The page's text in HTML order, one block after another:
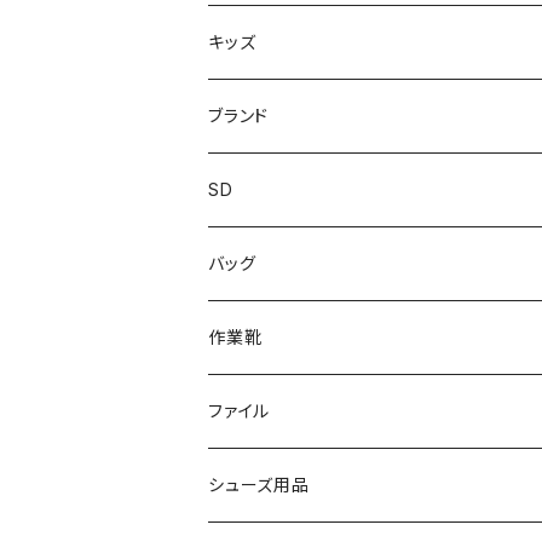
上履き/スリッパ
レインシューズ
カジュアル
サンダル/クロッグ
ブーツ
作業靴
フォーマル/ビジネス/通学靴
学生靴
オフィスサンダル
サンダル・スリッパ
メンズ\レインシューズ
スニーカー
上履き/スリッパ
カジュアル
スニーカー
サンダル/クロッグ
レインシューズ
作業靴
キッズ
スニーカー
レインシューズ
カジュアル
サンダル/クロッグ
フォーマル
アウトドア/トレッキング
上履き/スリッパ
ブランド
ブランド1
アディダス adidas
アシックス asics
ブランド3
ヨネックス YONEX
日進ゴム
アディダス
ブランド2
スミクラ
アシックス
SD
エムディ企画
バッグ
作業靴
足袋
ナースシューズ
ファイル
20190123nsnk
シューズ用品